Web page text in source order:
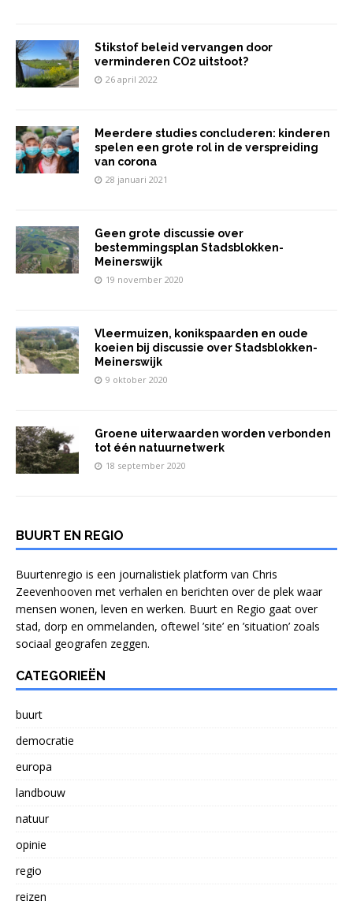
Stikstof beleid vervangen door
verminderen CO2 uitstoot?
26 april 2022
Meerdere studies concluderen: kinderen
spelen een grote rol in de verspreiding
van corona
28 januari 2021
Geen grote discussie over
bestemmingsplan Stadsblokken-
Meinerswijk
19 november 2020
Vleermuizen, konikspaarden en oude
koeien bij discussie over Stadsblokken-
Meinerswijk
9 oktober 2020
Groene uiterwaarden worden verbonden
tot één natuurnetwerk
18 september 2020
BUURT EN REGIO
Buurtenregio is een journalistiek platform van Chris
Zeevenhooven met verhalen en berichten over de plek waar
mensen wonen, leven en werken. Buurt en Regio gaat over
stad, dorp en ommelanden, oftewel ’site’ en ’situation’ zoals
sociaal geografen zeggen.
CATEGORIEËN
buurt
democratie
europa
landbouw
natuur
opinie
regio
reizen